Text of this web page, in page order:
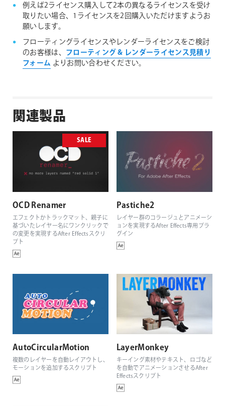
例えば2ライセンス購入して2本の異なるライセンスを受け
取りたい場合、1ライセンスを2回購入いただけますようお
願いします。
フローティングライセンスやレンダーライセンスをご検討
のお客様は、 フローティング & レンダーライセンス見積り
フォーム よりお問い合わせください。
関連製品
SALE
OCD Renamer
エフェクトかトラックマット、親子に
基づいたレイヤー名にワンクリックで
の変更を実現するAfter Effectsスクリ
プト
Pastiche2
レイヤー群のコラージュとアニメーシ
ョンを実現するAfter Effects専用プラ
グイン
AutoCircularMotion
複数のレイヤーを自動レイアウトし、
モーションを追加するスクリプト
LayerMonkey
キーイング素材やテキスト、ロゴなど
を自動でアニメーションさせるAfter
Effectsスクリプト